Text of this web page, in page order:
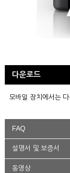
다운로드
모바일 장치에서는
FAQ
설명서 및 보증서
동영상